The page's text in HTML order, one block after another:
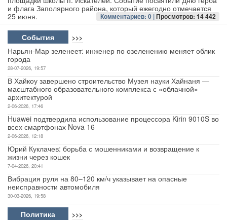
и флага Заполярного района, который ежегодно отмечается
25 июня.
Комментариев: 0 |Просмотров: 14 442
События >>>
Нарьян-Мар зеленеет: инженер по озеленению меняет облик
города
28-07-2026, 19:57
В Хайкоу завершено строительство Музея науки Хайнаня —
масштабного образовательного комплекса с «облачной»
архитектурой
2-06-2026, 17:46
Huawei подтвердила использование процессора Kirin 9010S во
всех смартфонах Nova 16
2-06-2026, 12:18
Юрий Куклачев: борьба с мошенниками и возвращение к
жизни через кошек
7-04-2026, 20:41
Вибрация руля на 80–120 км/ч указывает на опасные
неисправности автомобиля
30-03-2026, 19:58
Политика >>>